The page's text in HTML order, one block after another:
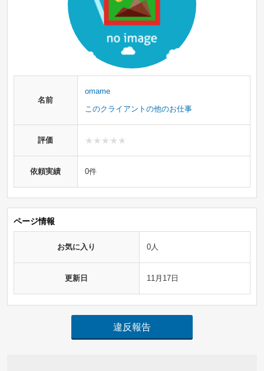
名前
omame
このクライアントの他のお仕事
評価
依頼実績 0件
ページ情報
お気に入り 0人
更新日 11月17日
違反報告